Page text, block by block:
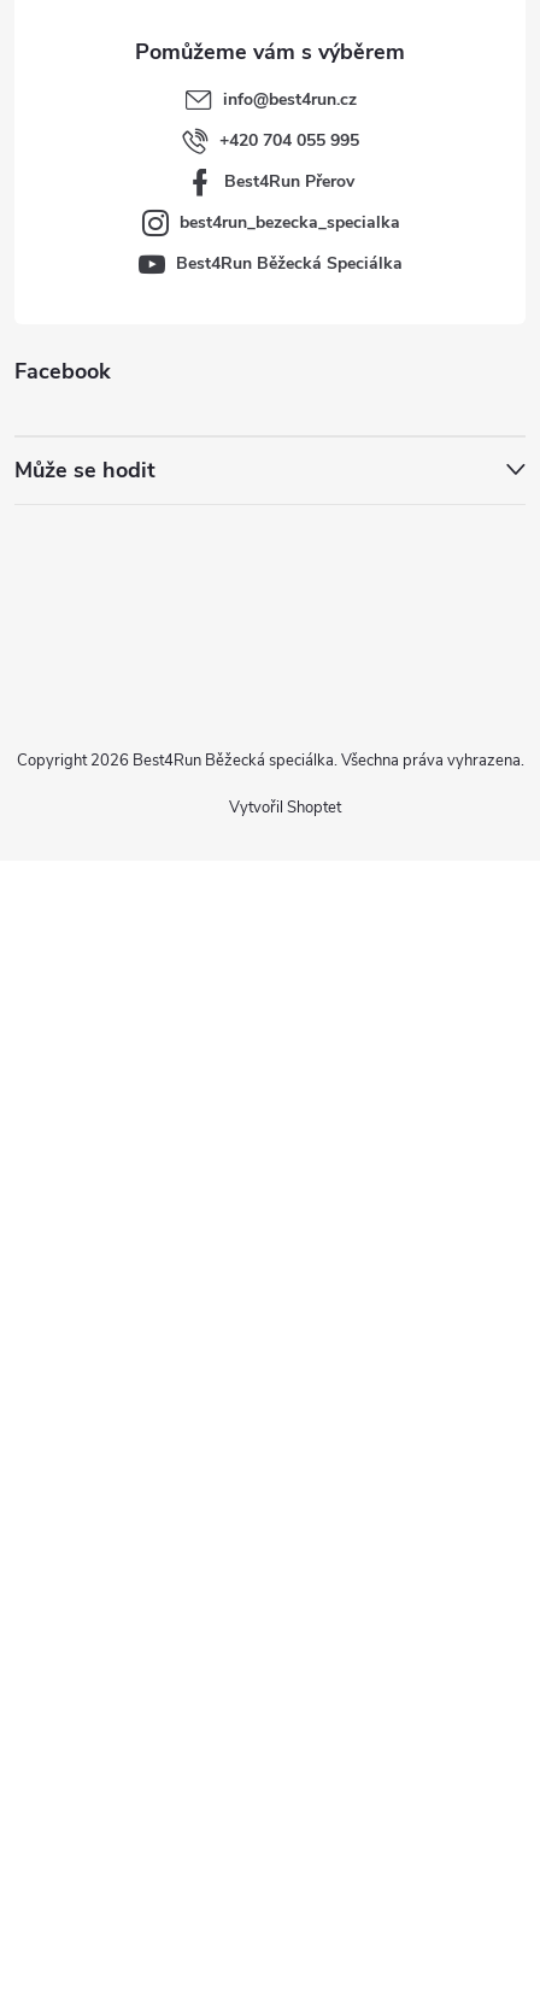
Facebook
Může se hodit
info@best4run.cz
+420 704 055 995
Best4Run Přerov
best4run_bezecka_specialka
Best4Run Běžecká Speciálka
Vytvořil Shoptet
Copyright 2026 Best4Run Běžecká speciálka. Všechna práva vyhrazena.